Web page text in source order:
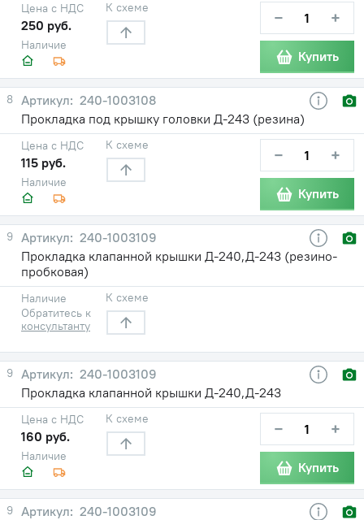
Наличие
Цена с НДС
250 руб.
К схеме − +
Купить
8
240-1003108
Прокладка под крышку головки Д-243 (резина)
Наличие
Цена с НДС
115 руб.
К схеме − +
Купить
9
240-1003109
Прокладка клапанной крышки Д-240,Д-243 (резино-
пробковая)
Наличие
Обратитесь к
консультанту
К схеме
9
240-1003109
Прокладка клапанной крышки Д-240,Д-243
Наличие
Цена с НДС
160 руб.
К схеме − +
Купить
9
240-1003109